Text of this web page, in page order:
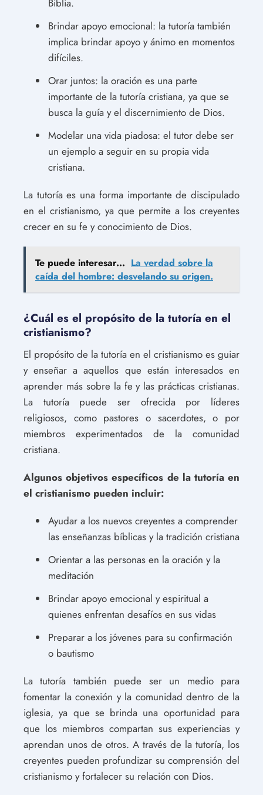
Brindar apoyo emocional: la tutoría también
implica brindar apoyo y ánimo en momentos
difíciles.
Orar juntos: la oración es una parte
importante de la tutoría cristiana, ya que se
busca la guía y el discernimiento de Dios.
Modelar una vida piadosa: el tutor debe ser
un ejemplo a seguir en su propia vida
cristiana.
La tutoría es una forma importante de discipulado
en el cristianismo, ya que permite a los creyentes
crecer en su fe y conocimiento de Dios.
Te puede interesar... La verdad sobre la
caída del hombre: desvelando su origen.
¿Cuál es el propósito de la tutoría en el
cristianismo?
El propósito de la tutoría en el cristianismo es guiar
y enseñar a aquellos que están interesados en
aprender más sobre la fe y las prácticas cristianas.
La tutoría puede ser ofrecida por líderes
religiosos, como pastores o sacerdotes, o por
miembros experimentados de la comunidad
cristiana.
Algunos objetivos específicos de la tutoría en
el cristianismo pueden incluir:
Ayudar a los nuevos creyentes a comprender
las enseñanzas bíblicas y la tradición cristiana
Orientar a las personas en la oración y la
meditación
Brindar apoyo emocional y espiritual a
quienes enfrentan desafíos en sus vidas
Preparar a los jóvenes para su confirmación
o bautismo
La tutoría también puede ser un medio para
fomentar la conexión y la comunidad dentro de la
iglesia, ya que se brinda una oportunidad para
que los miembros compartan sus experiencias y
aprendan unos de otros. A través de la tutoría, los
creyentes pueden profundizar su comprensión del
cristianismo y fortalecer su relación con Dios.